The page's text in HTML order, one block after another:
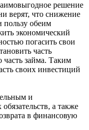
решение
верят, что снижение
пользу обеим
экономический
погасить свои
часть
часть займа. Таким
своих инвестиций
и
а также
в финансовую